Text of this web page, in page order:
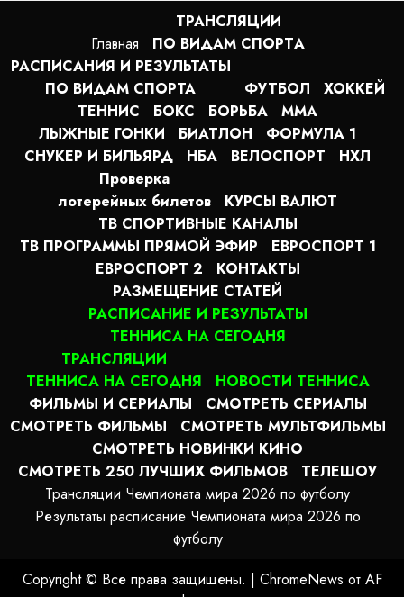
Главная
ТРАНСЛЯЦИИ
ПО ВИДАМ СПОРТA
РАСПИСАНИЯ И РЕЗУЛЬТАТЫ
ПО ВИДАМ СПОРТА
ФУТБОЛ
ХОККЕЙ
ТЕННИС
БОКС БОРЬБА
MMA
ЛЫЖНЫЕ ГОНКИ
БИАТЛОН
ФОРМУЛА 1
СНУКЕР И БИЛЬЯРД
НБА ВЕЛОСПОРТ
НХЛ
Проверка
лотерейных билетов
КУРСЫ ВАЛЮТ
ТВ СПОРТИВНЫЕ КАНАЛЫ
ТВ ПРОГРАММЫ ПРЯМОЙ ЭФИР
ЕВРОСПОРТ 1
ЕВРОСПОРТ 2
КОНТАКТЫ
РАЗМЕЩЕНИЕ СТАТЕЙ
РАСПИСАНИЕ И РЕЗУЛЬТАТЫ
ТЕННИСА НА СЕГОДНЯ
ТРАНСЛЯЦИИ
ТЕННИСА НА СЕГОДНЯ
НОВОСТИ ТЕННИСА
ФИЛЬМЫ И СЕРИАЛЫ
СМОТРЕТЬ СЕРИАЛЫ
СМОТРЕТЬ ФИЛЬМЫ
СМОТРЕТЬ МУЛЬТФИЛЬМЫ
СМОТРЕТЬ НОВИНКИ КИНО
СМОТРЕТЬ 250 ЛУЧШИХ ФИЛЬМОВ
ТЕЛЕШОУ
Трансляции Чемпионата мира 2026 по футболу
Результаты расписание Чемпионата мира 2026 по
футболу
Copyright © Все права защищены. | ChromeNews от AF